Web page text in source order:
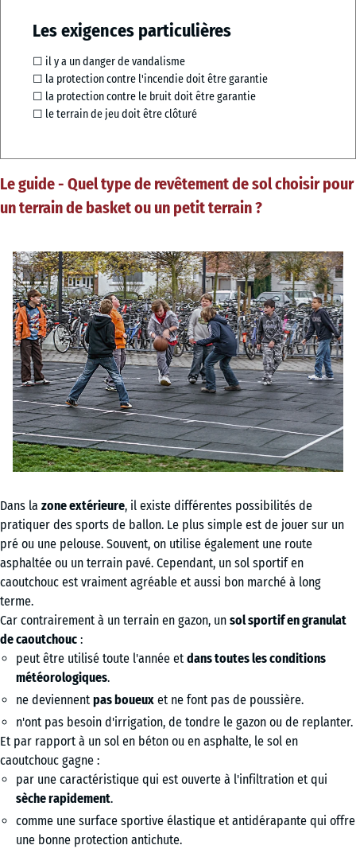
Les exigences particulières
☐ il y a un danger de vandalisme
☐ la protection contre l'incendie doit être garantie
☐ la protection contre le bruit doit être garantie
☐ le terrain de jeu doit être clôturé
Le guide - Quel type de revêtement de sol choisir pour
un terrain de basket ou un petit terrain ?
Dans la zone extérieure, il existe différentes possibilités de
pratiquer des sports de ballon. Le plus simple est de jouer sur un
pré ou une pelouse. Souvent, on utilise également une route
asphaltée ou un terrain pavé. Cependant, un sol sportif en
caoutchouc est vraiment agréable et aussi bon marché à long
terme.
Car contrairement à un terrain en gazon, un sol sportif en granulat
de caoutchouc :
peut être utilisé toute l'année et dans toutes les conditions
météorologiques.
ne deviennent pas boueux et ne font pas de poussière.
n'ont pas besoin d'irrigation, de tondre le gazon ou de replanter.
Et par rapport à un sol en béton ou en asphalte, le sol en
caoutchouc gagne :
par une caractéristique qui est ouverte à l'infiltration et qui
sèche rapidement.
comme une surface sportive élastique et antidérapante qui offre
une bonne protection antichute.